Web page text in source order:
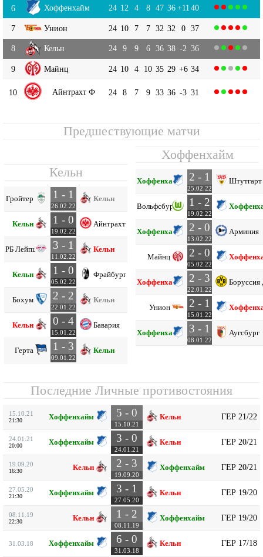
6 Хоффенхайм 24 12 4 8 47 36+11 40
7 Унион 24 10 7 7 32 32 0 37
8 Кельн 24 9 9 6 36 38 -2 36
9 Майнц 24 10 4 10 35 29 +6 34
10 Айнтрахт Ф 24 8 7 9 33 36 -3 31
Предшествующие матчи
Кельн
Гройтер 1 - 1
26.02.22
Кельн
Кельн 1 - 0
19.02.22
Айнтрахт Ф
РБ Лейпциг 3 - 1
11.02.22
Кельн
Кельн 1 - 0
05.02.22
Фрайбург
Бохум 2 - 2
22.01.22
Кельн
Кельн 0 - 4
15.01.22
Бавария
Герта 1 - 3
09.01.22
Кельн
Хоффенхайм
Хоффенхайм 2 - 1
25.02.22
Штутгарт
Вольфсбург 1 - 2
19.02.22
Хоффенхайм 2 - 0
13.02.22
Арминия
Майнц 2 - 0
05.02.22
Хоффенхайм 2 - 3
22.01.22
Боруссия
Унион 2 - 1
15.01.22
Хоффенхайм 3 - 1
08.01.22
Аугсбург
Последние Личные противостояния
15.10.21
21:30 Хоффенхайм 5 - 0
15.10.21
Кельн ГЕР 21/22
24.01.21
20:00 Хоффенхайм 3 - 0
24.01.21
Кельн ГЕР 20/21
19.09.20
16:30 Кельн 2 - 3
19.09.20
Хоффенхайм ГЕР 20/21
27.05.20
21:30 Хоффенхайм 3 - 1
27.05.20
Кельн ГЕР 19/20
08.11.19
22:30 Кельн 1 - 2
08.11.19
Хоффенхайм ГЕР 19/20
31.03.18 Хоффенхайм 6 - 0
31.03.18
Кельн ГЕР 17/18